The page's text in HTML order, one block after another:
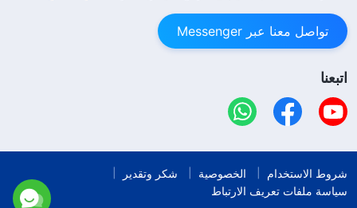
تواصل معنا عبر Messenger
اتبعنا
شروط الاستخدام الخصوصية
شكر وتقدير
سياسة ملفات تعريف الارتباط